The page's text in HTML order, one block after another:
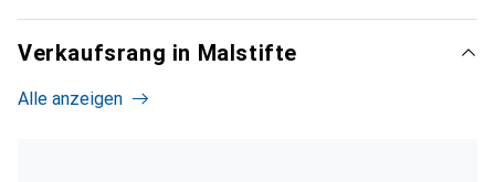
Verkaufsrang in Malstifte
Alle anzeigen